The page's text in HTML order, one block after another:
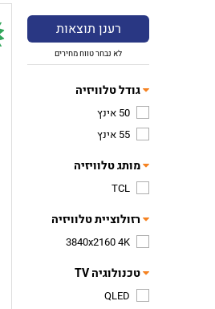
רענן תוצאות
לא נבחר טווח מחירים
גודל טלוויזיה
50 אינץ
55 אינץ
מותג טלוויזיה
TCL
רזולוציית טלוויזיה
3840x2160 4K
טכנולוגיה TV
QLED